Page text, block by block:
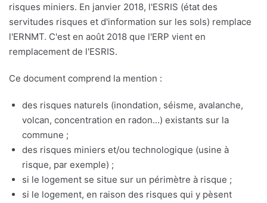
risques miniers. En janvier 2018, l'ESRIS (état des
servitudes risques et d'information sur les sols) remplace
l'ERNMT. C'est en août 2018 que l'ERP vient en
remplacement de l'ESRIS.
Ce document comprend la mention :
des risques naturels (inondation, séisme, avalanche,
volcan, concentration en radon...) existants sur la
commune ;
des risques miniers et/ou technologique (usine à
risque, par exemple) ;
si le logement se situe sur un périmètre à risque ;
si le logement, en raison des risques qui y pèsent